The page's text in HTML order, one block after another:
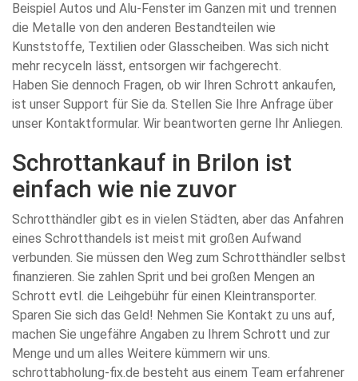
Beispiel Autos und Alu-Fenster im Ganzen mit und trennen
die Metalle von den anderen Bestandteilen wie
Kunststoffe, Textilien oder Glasscheiben. Was sich nicht
mehr recyceln lässt, entsorgen wir fachgerecht.
Haben Sie dennoch Fragen, ob wir Ihren Schrott ankaufen,
ist unser Support für Sie da. Stellen Sie Ihre Anfrage über
unser Kontaktformular. Wir beantworten gerne Ihr Anliegen.
Schrottankauf in Brilon ist
einfach wie nie zuvor
Schrotthändler gibt es in vielen Städten, aber das Anfahren
eines Schrotthandels ist meist mit großen Aufwand
verbunden. Sie müssen den Weg zum Schrotthändler selbst
finanzieren. Sie zahlen Sprit und bei großen Mengen an
Schrott evtl. die Leihgebühr für einen Kleintransporter.
Sparen Sie sich das Geld! Nehmen Sie Kontakt zu uns auf,
machen Sie ungefähre Angaben zu Ihrem Schrott und zur
Menge und um alles Weitere kümmern wir uns.
schrottabholung-fix.de besteht aus einem Team erfahrener